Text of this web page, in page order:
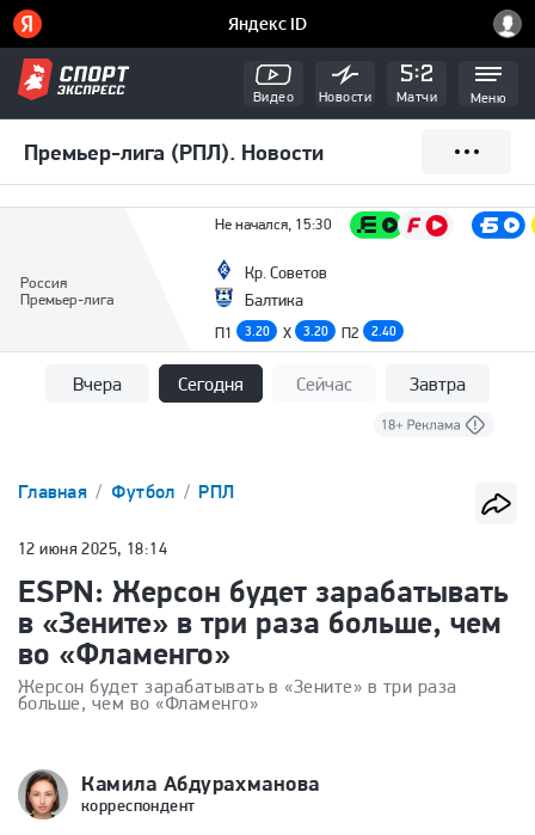
Видео Новости Матчи Меню
Премьер-лига (РПЛ). Новости
Россия
Премьер-лига
Не начался, 15:30
Кр. Советов
Балтика
П1 3.20 X 3.20 П2 2.40
Вчера Сегодня Сейчас Завтра
Главная Футбол РПЛ
12 июня 2025, 18:14
ESPN: Жерсон будет зарабатывать
в «Зените» в три раза больше, чем
во «Фламенго»
Жерсон будет зарабатывать в «Зените» в три раза
больше, чем во «Фламенго»
Камила Абдурахманова
корреспондент